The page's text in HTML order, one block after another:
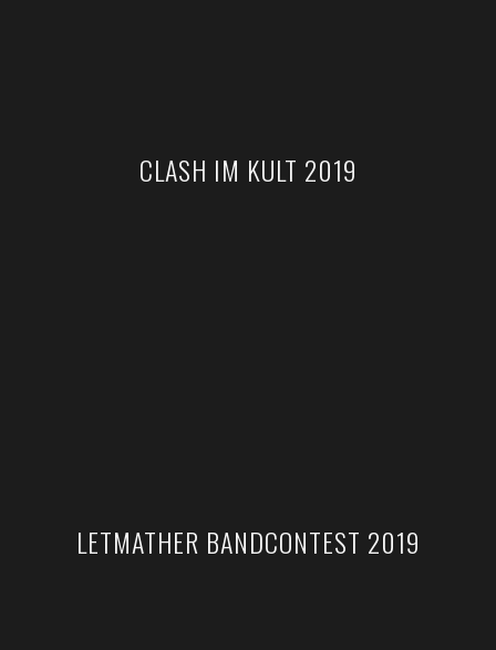
CLASH IM KULT 2019
LETMATHER BANDCONTEST 2019